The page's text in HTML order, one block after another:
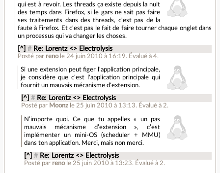
qui est à revoir. Les threads ça existe depuis la nuit
des temps dans Firefox, si le gars ne sait pas faire
ses traitements dans des threads, c'est pas de la
faute à Firefox. Et c'est pas le fait de faire tourner chaque onglet dans
un processus qui va changer les choses.
[^] # Re: Lorentz <> Electrolysis
Posté par reno le 24 juin 2010 à 16:19. Évalué à4.
Si une extension peut figer l'application principale,
je considère que c'est l'application principale qui
fournit un mauvais mécanisme d'extension.
[^] # Re: Lorentz <> Electrolysis
Posté par Moonz le 25 juin 2010 à 13:13. Évalué à 2.
N’importe quoi. Ce que tu appelles « un pas
mauvais mécanisme d’extension », c’est
implémenter un mini-OS (scheduler + MMU)
dans ton application. Merci, mais non merci.
[^] # Re: Lorentz <> Electrolysis
Posté par reno le 25 juin 2010 à 13:23. Évalué à 2.